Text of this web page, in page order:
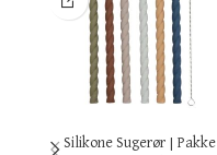
Silikone Sugerør | Pakke